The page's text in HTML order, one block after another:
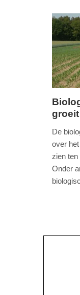
04-
2025
09:10
2025
groeit
De
over
zien ten
Onder